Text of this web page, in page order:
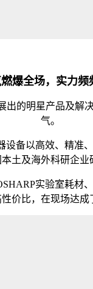
爆全场，实力频
出的明星产品及解
气。
备以高效、精准
土及海外科研企业
实验室耗材
价比，在现场达成